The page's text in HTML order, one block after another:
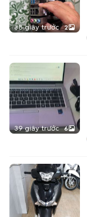
38 giây trước 2
39 giây trước 6